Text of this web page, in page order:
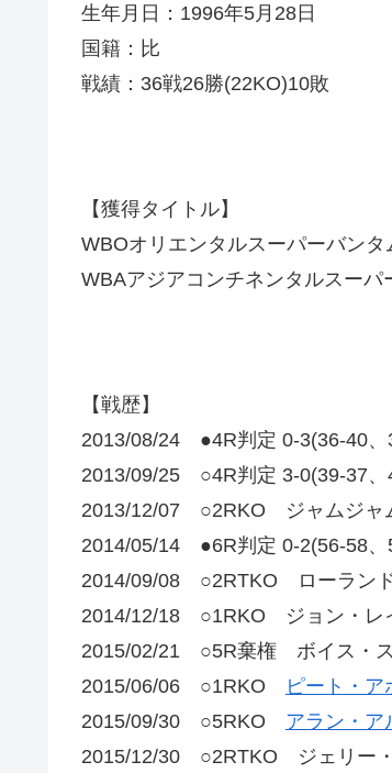
生年月日：1996年5月28日
国籍：比
戦績：36戦26勝(22KO)10敗
【獲得タイトル】
WBOオリエンタルスーパーバンタ
WBAアジアコンチネンタルスーパ
【戦歴】
2013/08/24 ●4R判定 0-3(36-40
2013/09/25 ○4R判定 3-0(39-37
2013/12/07 ○2RKO ジャムジャ
2014/05/14 ●6R判定 0-2(56-58
2014/09/08 ○2RTKO ローラン
2014/12/18 ○1RKO ジョン・レ
2015/02/21 ○5R棄権 ボイス・
2015/06/06 ○1RKO
ピート・ア
2015/09/30 ○5RKO アラン・ア
2015/12/30 ○2RTKO ジェリー